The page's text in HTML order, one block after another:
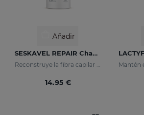
Añadir
SESKAVEL REPAIR Champú Keratina
Reconstruye la fibra capilar y evita el encrespamiento.
14.95 €